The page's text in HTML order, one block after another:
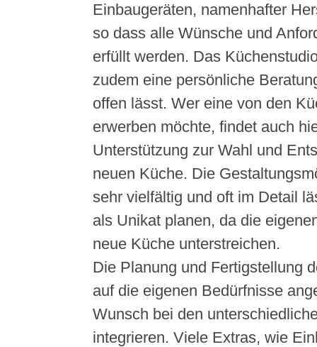
Einbaugeräten, namenhafter
so dass alle Wünsche und
erfüllt werden. Das
zudem eine persönliche
offen lässt. Wer eine von den
erwerben möchte, findet auch
Unterstützung zur Wahl und
neuen Küche. Die
sehr vielfältig und oft im Detail
als Unikat planen, da die
neue Küche unterstreichen.
Die Planung und Fertigstellung
auf die eigenen Bedürfnisse
Wunsch bei den
integrieren. Viele Extras, wie